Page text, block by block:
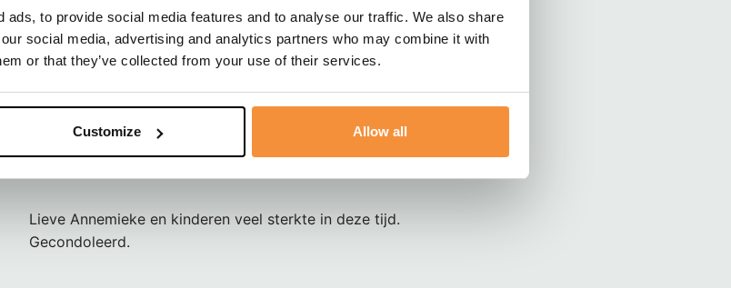
ads, to provide social media features and to analyse our traffic. We also share
social media, advertising and analytics partners who may combine it with
or that they’ve collected from your use of their services.
Customize Allow all
Heel veel sterkte met dit grote verlies. Ik herinner me
Franklin als een opgewekte man die met veel liefde sprak
over Frankrijk en wijn. Geregeld kwam hij bij mij in de
herinneringen met een lach en een traan. Ik denk aan jullie.
Lieve Annemieke en kinderen veel sterkte in deze tijd.
Gecondoleerd.